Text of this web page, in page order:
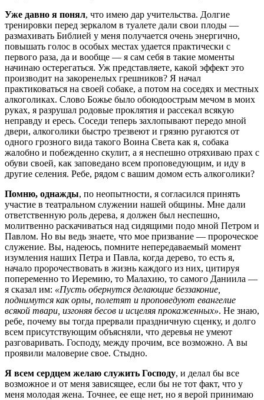
Уже давно я понял, что имею дар учительства. Долгие
тренировки перед зеркалом в туалете дали свои плоды —
размахивать Библией у меня получается очень энергично,
повышать голос в особых местах удается практически с
первого раза, да и вообще — я сам себя в такие моменты
начинаю остерегаться. Уж представляете, какой эффект это
производит на закоренелых грешников? Я начал
практиковаться на своей собаке, а потом на соседях и местных
алкоголиках. Слово Божье было обоюдоострым мечом в моих
руках, я разрушал родовые проклятия и рассекал всякую
неправду и ересь. Соседи теперь захлопывают передо мной
двери, алкоголики быстро трезвеют и грязню ругаются от
одного грозного вида такого Воина Света как я, собака
жалобно и побежденно скулит, а я неспешно отряхиваю прах с
обуви своей, как заповедано всем проповедующим, и иду в
другие селения. Ребе, рядом с вашим домом есть алкоголики?
Помню, однажды, по неопытности, я согласился принять
участие в театральном служении нашей общины. Мне дали
ответственную роль дерева, я должен был неспешно,
молитвенно раскачиваться над сидящими подо мной Петром и
Павлом. Но вы ведь знаете, что мое призвание — пророческое
служение. Вы, надеюсь, помните непередаваемый момент
изумления наших Петра и Павла, когда дерево, то есть я,
начало пророчествовать в жизнь каждого из них, цитируя
попеременно то Иеремию, то Малахию, то самого Даниила —
я сказал им: «Пусть обернутся делающие беззаконие,
поднимутся как орлы, полетят и проповедуют евангелие
всякой твари, изгоняя бесов и исцеляя прокаженных». Не знаю,
ребе, почему вы тогда прервали праздничную сценку, и долго
всем присутствующим объясняли, что деревья не умеют
разговаривать. Господу, между прочим, все возможно. А вы
проявили маловерие свое. Стыдно.
Я всем сердцем желаю служить Господу, и делал бы все
возможное и от меня зависящее, если бы не тот факт, что у
меня молодая жена. Точнее, ее еще нет, но я верой принимаю